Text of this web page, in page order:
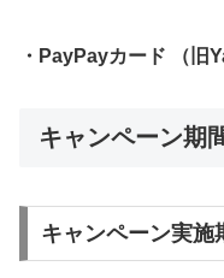
・PayPayカード （旧
キャンペーン期
キャンペーン実施